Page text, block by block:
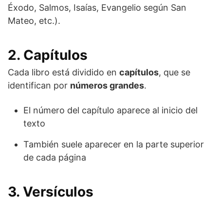
Éxodo, Salmos, Isaías, Evangelio según San
Mateo, etc.).
2. Capítulos
Cada libro está dividido en capítulos, que se
identifican por números grandes.
El número del capítulo aparece al inicio del
texto
También suele aparecer en la parte superior
de cada página
3. Versículos